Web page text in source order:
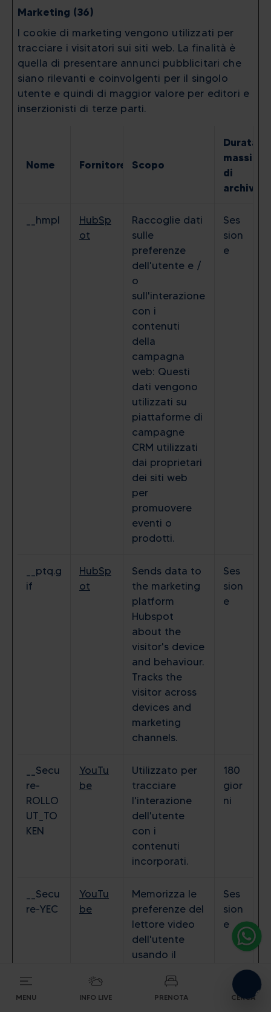
Marketing (36)
I cookie di marketing vengono utilizzati per
tracciare i visitatori sui siti web. La finalità è
quella di presentare annunci pubblicitari che
siano rilevanti e coinvolgenti per il singolo
utente e quindi di maggior valore per editori e
inserzionisti di terze parti.
Nome Fornitore Scopo
Durata
massima
di
__hmpl
HubSp
ot
Raccoglie dati
sulle
preferenze
dell'utente e /
o
sull'interazione
con i
contenuti
della
campagna
web: Questi
dati vengono
utilizzati su
piattaforme di
campagne
CRM utilizzati
dai proprietari
dei siti web
per
promuovere
eventi o
prodotti.
Ses
sion
e
__ptq.g
if
HubSp
ot
Sends data to
the marketing
platform
Hubspot
about the
visitor's device
and behaviour.
Tracks the
visitor across
devices and
marketing
channels.
Ses
sion
e
__Secu
re-
ROLLO
UT_TO
KEN
YouTu
be
Utilizzato per
tracciare
l'interazione
dell'utente
con i
contenuti
incorporati.
180
gior
ni
__Secu
re-YEC
YouTu
be
Memorizza le
preferenze del
lettore video
dell'utente
usando il
incorporato
Ses
sion
e
Alpine energy at the highest
level
CERCA ALLOGGI
MENU INFO LIVE PRENOTA CERCA